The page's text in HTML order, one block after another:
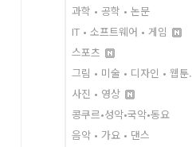
과학 • 공학 • 논문
IT • 소프트웨어 • 게임
스포츠
그림 • 미술 • 디자인 • 웹툰.
사진 • 영상
콩쿠르•성악•국악•동요
음악 • 가요 • 댄스